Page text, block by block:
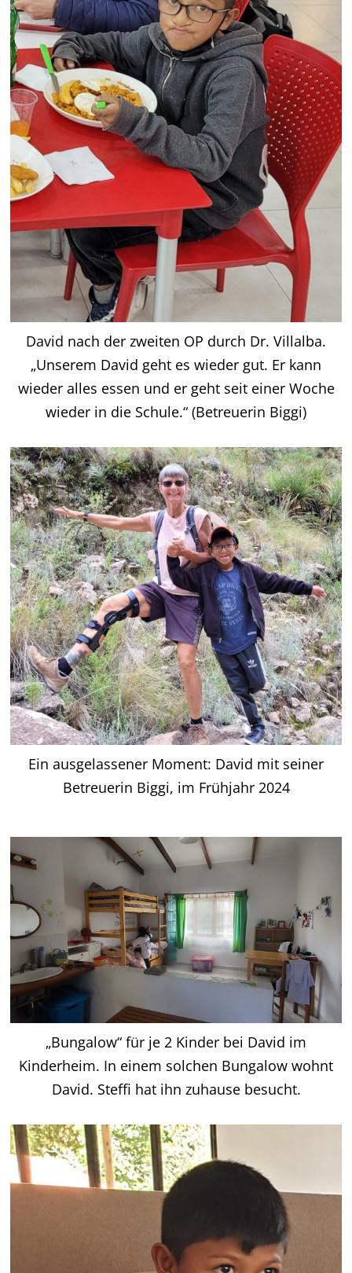
David nach der zweiten OP durch Dr. Villalba.
„Unserem David geht es wieder gut. Er kann
wieder alles essen und er geht seit einer Woche
wieder in die Schule.“ (Betreuerin Biggi)
Ein ausgelassener Moment: David mit seiner
Betreuerin Biggi, im Frühjahr 2024
„Bungalow“ für je 2 Kinder bei David im
Kinderheim. In einem solchen Bungalow wohnt
David. Steffi hat ihn zuhause besucht.